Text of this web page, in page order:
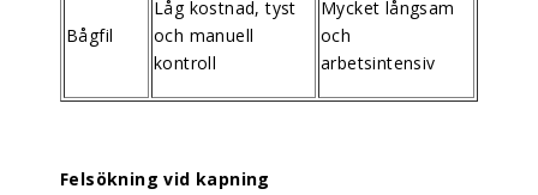
Bågfil
Låg kostnad, tyst
och manuell
kontroll
Mycket långsam
och
arbetsintensiv
Felsökning vid kapning